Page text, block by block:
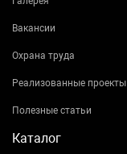
Вакансии
Охрана труда
Реализованные проекты
Полезные статьи
Каталог